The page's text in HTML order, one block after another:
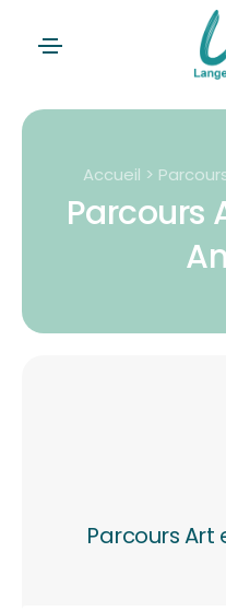
Accueil >
Parcours
Parcours Art